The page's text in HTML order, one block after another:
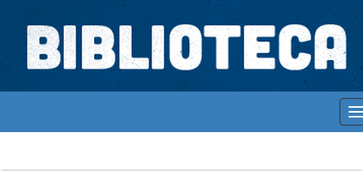
Skip
navigation
Biblioteca Digital Abong
Acervo Abong